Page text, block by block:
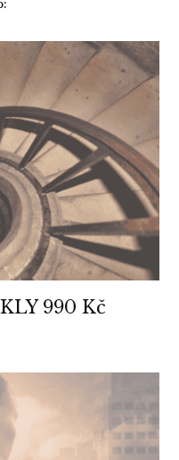
990 Kč